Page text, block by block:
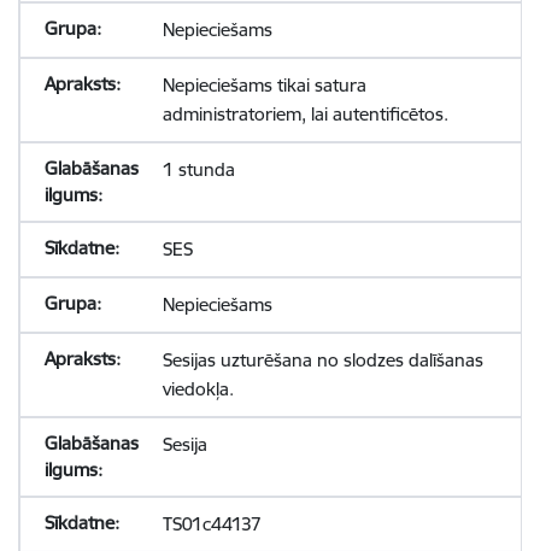
Nepieciešams
Nepieciešams tikai satura
administratoriem, lai autentificētos.
1 stunda
SES
Nepieciešams
Sesijas uzturēšana no slodzes dalīšanas
viedokļa.
Sesija
TS01c44137